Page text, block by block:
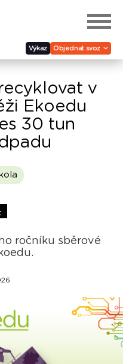
Výkaz Objednat svoz
v
Ekoedu
30 tun
ročníku sběrové